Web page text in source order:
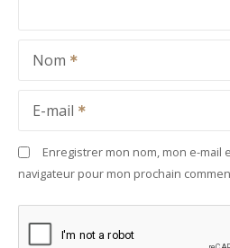
Nom
E-mail
Enregistrer mon nom, mon e-mail
navigateur pour mon prochain